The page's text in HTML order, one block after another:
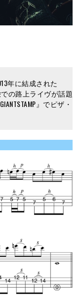
年に結成された
での路上ライヴが話題
』でピザ・